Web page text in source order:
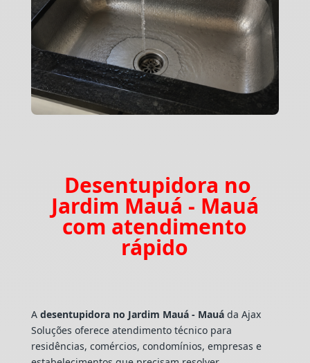
Desentupidora no
Jardim Mauá - Mauá
com atendimento
rápido
A desentupidora no Jardim Mauá - Mauáda Ajax
Soluções oferece atendimento técnico para
residências, comércios, condomínios, empresas e